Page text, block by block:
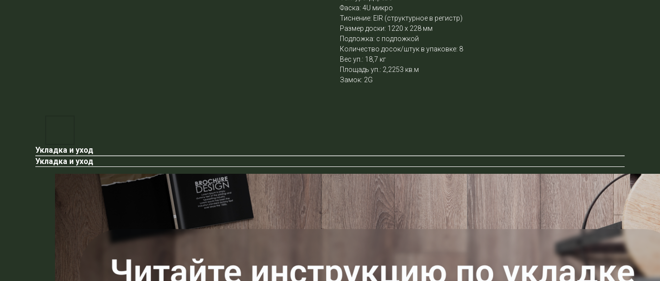
Фаска: 4U микро
Тиснение: EIR (структурное в регистр)
Размер доски: 1220 х 228 мм
Подложка: с подложкой
Количество досок/штук в упаковке: 8
Вес уп.: 18,7 кг
Площадь уп.: 2,2253 кв.м
Замок: 2G
Укладка и уход
Укладка и уход